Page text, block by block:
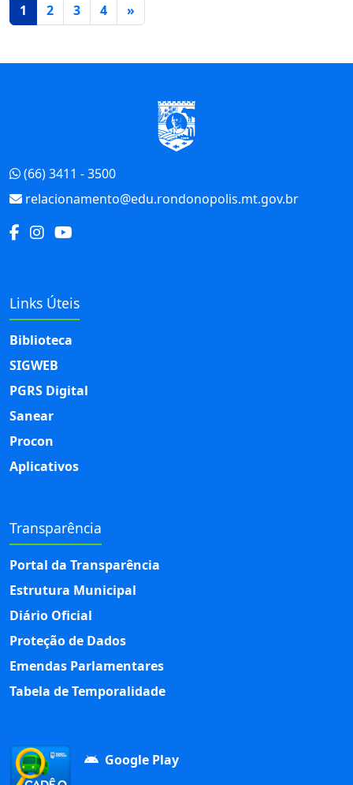
1 Página atual
2 3 4 »
(66) 3411 - 3500
relacionamento@edu.rondonopolis.mt.gov.br
Links Úteis
Biblioteca
SIGWEB
PGRS Digital
Sanear
Procon
Aplicativos
Transparência
Portal da Transparência
Estrutura Municipal
Diário Oficial
Proteção de Dados
Emendas Parlamentares
Tabela de Temporalidade
Google Play